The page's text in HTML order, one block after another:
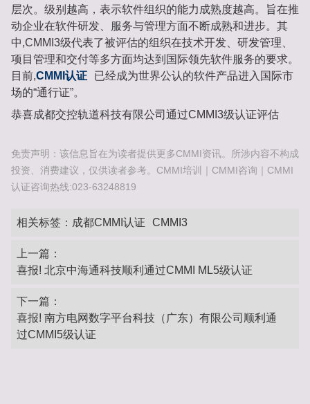
层次。级别越高，表示软件组织的能力成熟度越高。旨在推
动企业在软件研发、服务与管理方面不断成熟和进步。其
中,CMMI3级代表了被评估的组织在技术开发、研发管理、
项目管理和交付等多方面均达到国际领先软件服务的要求。
目前,CMMI认证
已经成为世界公认的软件产品进入国际市
场的“通行证”。
恭喜成都交控轨道科技有限公司通过CMMI3级认证评估
免责声明：该信息旨在为读者提供更多CMMI资讯。所涉内容不构成
投资、消费建议，仅供读者参考。CMMI培训｜CMMI咨询｜CMMI
认证咨询热线:023-63248819
相关标签： 成都CMMI认证 CMMI3
上一篇：
喜报! 北京中海通科技顺利通过CMMI ML5级认证
下一篇：
喜报! 南方电网数字平台科技（广东）有限公司顺利通
过CMMI5级认证